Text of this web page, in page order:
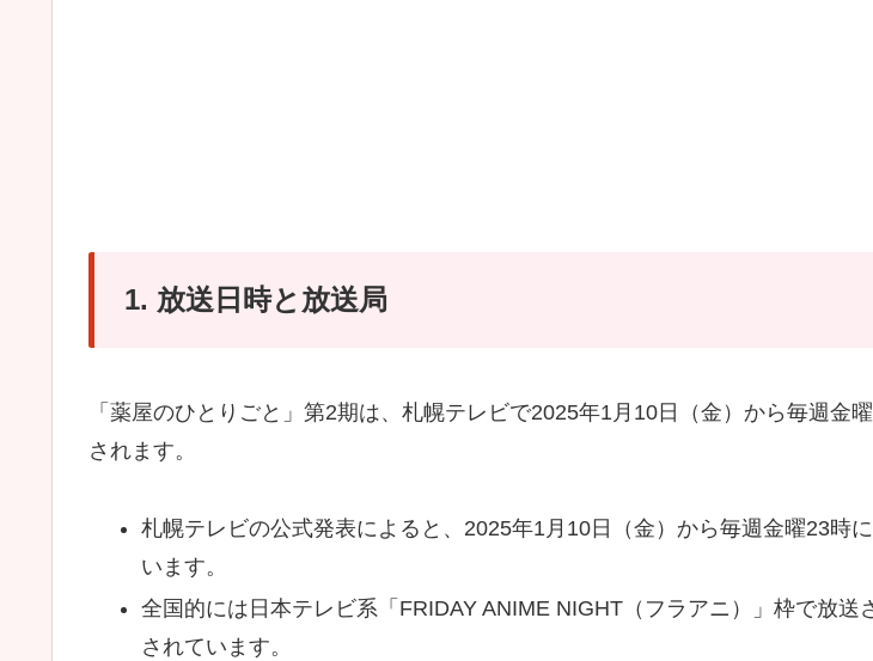
1. 放送日時と放送局
「薬屋のひとりごと」第2期は、札幌テレビで2025年1月10日（金）から毎週金
されます。
札幌テレビの公式発表によると、2025年1月10日（金）から毎週金曜23時
います。
全国的には日本テレビ系「FRIDAY ANIME NIGHT（フラアニ）」枠で放送
されています。